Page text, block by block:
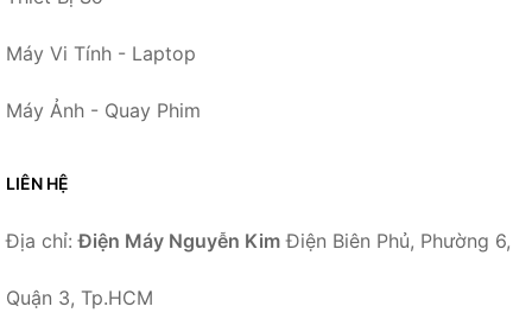
Máy Vi Tính - Laptop
Máy Ảnh - Quay Phim
LIÊN HỆ
Địa chỉ:Điện Máy Nguyễn Kim Điện Biên Phủ, Phường 6,
Quận 3, Tp.HCM